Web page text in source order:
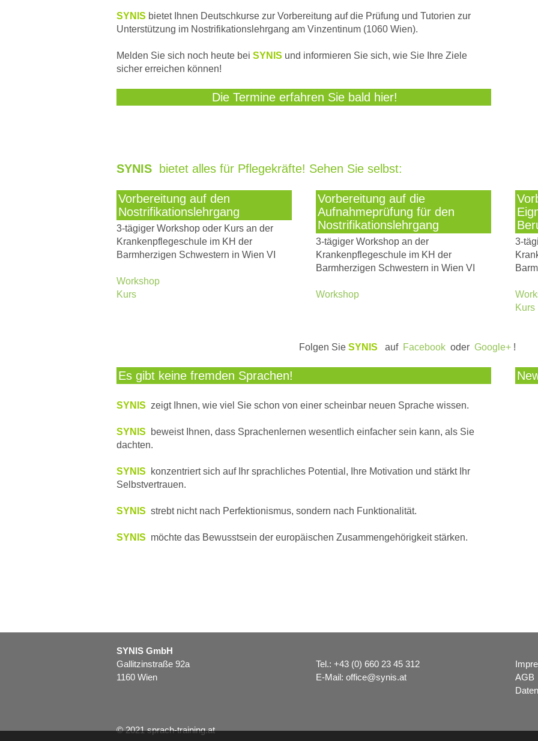
SYNIS bietet Ihnen Deutschkurse zur Vorbereitung auf die Prüfung und Tutorien zur
Unterstützung im Nostrifikationslehrgang am Vinzentinum (1060 Wien).
Melden Sie sich noch heute bei SYNIS und informieren Sie sich, wie Sie Ihre Ziele
sicher erreichen können!
Die Termine erfahren Sie bald hier!
SYNIS bietet alles für Pflegekräfte! Sehen Sie selbst:
Vorbereitung auf den
Nostrifikationslehrgang
3-tägiger Workshop oder Kurs an der
Krankenpflegeschule im KH der
Barmherzigen Schwestern in Wien VI
Workshop
Kurs
Vorbereitung auf die
Aufnahmeprüfung für den
Nostrifikationslehrgang
3-tägiger Workshop an der
Krankenpflegeschule im KH der
Barmherzigen Schwestern in Wien VI
Workshop
3-
Kurs
Folgen Sie SYNIS auf Facebook oder Google+ !
Es gibt keine fremden Sprachen!
SYNIS zeigt Ihnen, wie viel Sie schon von einer scheinbar neuen Sprache wissen.
SYNIS
beweist Ihnen, dass Sprachenlernen wesentlich einfacher sein kann, als Sie
dachten.
SYNIS
konzentriert sich auf Ihr sprachliches Potential, Ihre Motivation und stärkt Ihr
Selbstvertrauen.
SYNIS strebt nicht nach Perfektionismus, sondern nach Funktionalität.
SYNIS möchte das Bewusstsein der europäischen Zusammengehörigkeit stärken.
SYNIS GmbH
Gallitzinstraße 92a
1160 Wien
Tel.: +43 (0) 660 23 45 312
E-Mail: office@synis.at
AGB
© 2021 sprach-training.at